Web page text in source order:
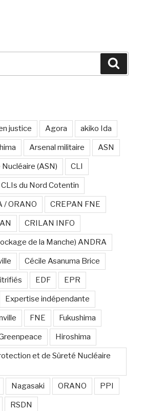
justice Agora akiko Ida
Arsenal militaire ASN
(ASN) CLI
CLIs du Nord Cotentin
/ ORANO CREPAN FNE
CRILAN INFO
de la Manche) ANDRA
Cécile Asanuma Brice
EDF EPR
Expertise indépendante
FNE Fukushima
Hiroshima
et de Sûreté Nucléaire
Nagasaki ORANO PPI
RSDN